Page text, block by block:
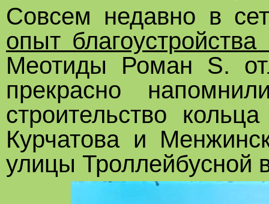
Совсем недавно в
опыт
Меотиды Роман S.
прекрасно
строительство
Курчатова и
улицы Троллейбусной